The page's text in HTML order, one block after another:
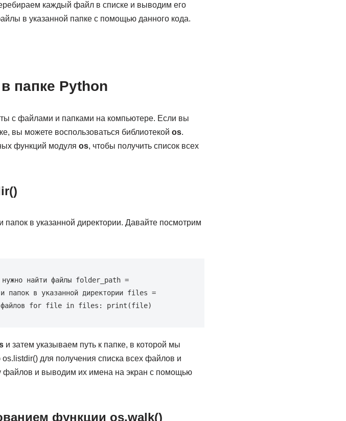
каждый файл в списке и выводим его
в указанной папке с помощью данного кода.
папке Python
с файлами и папками на компьютере. Если вы
вы можете воспользоваться библиотекой os.
функций модуля os, чтобы получить список всех
в указанной директории. Давайте посмотрим
найти файлы folder_path =
папок в указанной директории files =
файлов for file in files: print(file)
и затем указываем путь к папке, в которой мы
для получения списка всех файлов и
файлов и выводим их имена на экран с помощью
функции os.walk()